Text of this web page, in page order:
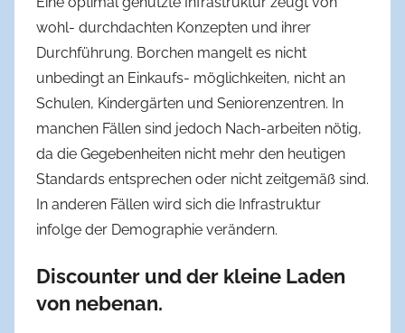
wohl- durchdachten Konzepten und ihrer
Durchführung. Borchen mangelt es nicht
unbedingt an Einkaufs- möglichkeiten, nicht an
Schulen, Kindergärten und Seniorenzentren. In
manchen Fällen sind jedoch Nach-arbeiten nötig,
da die Gegebenheiten nicht mehr den heutigen
Standards entsprechen oder nicht zeitgemäß sind.
In anderen Fällen wird sich die Infrastruktur
infolge der Demographie verändern.
Discounter und der kleine Laden
von nebenan.